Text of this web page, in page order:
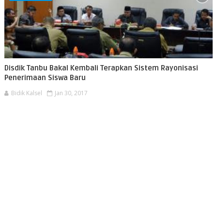
Disdik Tanbu Bakal Kembali Terapkan Sistem Rayonisasi
Penerimaan Siswa Baru
Bidik Kalsel Jan 30, 2017